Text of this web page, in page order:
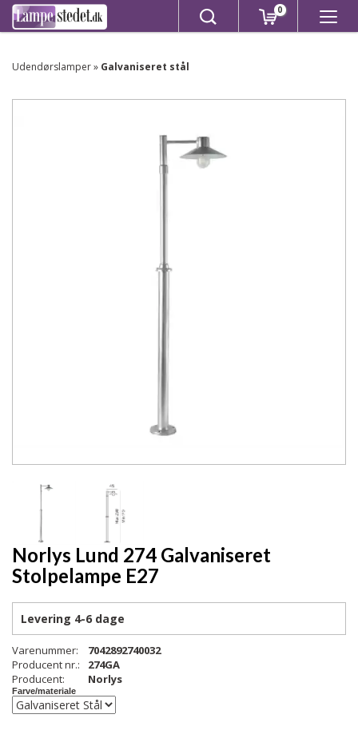
0
Udendørslamper» Galvaniseret stål
Norlys Lund 274 Galvaniseret
Stolpelampe E27
Levering 4-6 dage
Varenummer:
7042892740032
Producent nr.:
274GA
Producent:
Norlys
Farve/materiale